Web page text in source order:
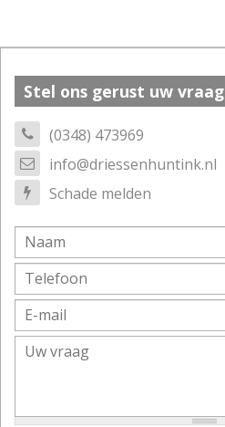
Stel ons gerust uw vraag
(0348) 473969
info@driessenhuntink.nl
Schade melden